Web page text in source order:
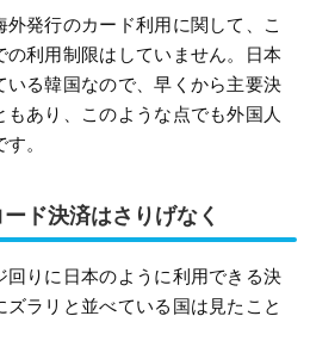
発行のカード利用に関して、こ
利用制限はしていません。日本
いる韓国なので、早くから主要決
あり、このような点でも外国人
。
ド決済はさりげなく
りに日本のように利用できる決
ラリと並べている国は見たこと